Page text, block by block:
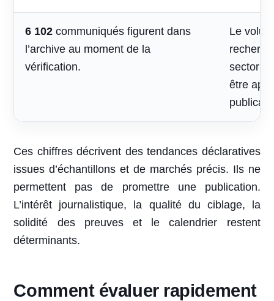
6 102 communiqués figurent dans
l’archive au moment de la
vérification.
Le
être
Ces chiffres décrivent des tendances déclaratives
issues d’échantillons et de marchés précis. Ils ne
permettent pas de promettre une publication.
L’intérêt journalistique, la qualité du ciblage, la
solidité des preuves et le calendrier restent
déterminants.
Comment évaluer rapidement